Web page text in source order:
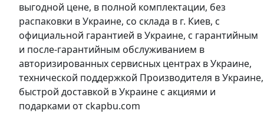
выгодной цене, в полной комплектации, без
распаковки в Украине, со склада в г. Киев, с
официальной гарантией в Украине, с гарантийным
и после-гарантийным обслуживанием в
авторизированных сервисных центрах в Украине,
технической поддержкой Производителя в Украине,
быстрой доставкой в Украине с акциями и
подарками от ckapbu.com